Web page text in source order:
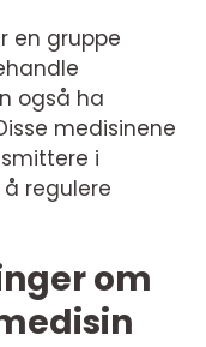
en gruppe
også ha
medisinene
i
regulere
om